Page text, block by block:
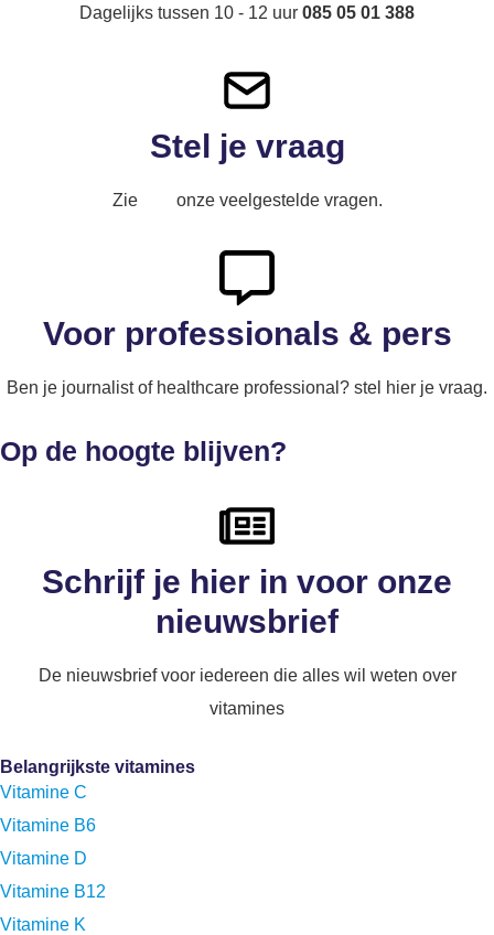
Dagelijks tussen 10 - 12 uur 085 05 01 388
Stel je vraag
Zie onze veelgestelde vragen.
Voor professionals & pers
Ben je journalist of healthcare professional? stel hier je vraag.
Op de hoogte blijven?
Schrijf je hier in voor onze
nieuwsbrief
De nieuwsbrief voor iedereen die alles wil weten over
vitamines
Belangrijkste vitamines
Vitamine C
Vitamine B6
Vitamine D
Vitamine B12
Vitamine K